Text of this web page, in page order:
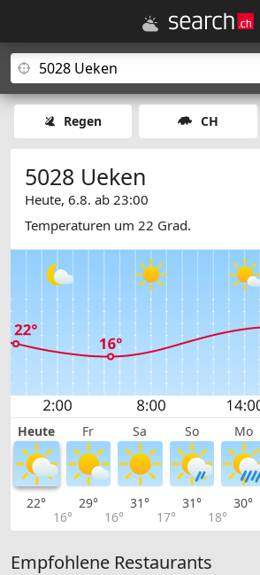
Regen CH
5028 Ueken
Heute, 6.8. ab 23:00
Temperaturen um 22 Grad.
Heute Fr Sa So Mo
22°
16°
29°
16°
31°
17°
31°
18°
30°
Empfohlene Restaurants